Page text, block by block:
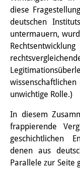
Events
DIJ Forum
DIJ Study
Series of
Symposia
Other
Publications
diese
deutschen
untermauern,
unwichtige Rolle.)
In diesem
frappierende
geschichtlichen
denen aus
Parallele zur Seite